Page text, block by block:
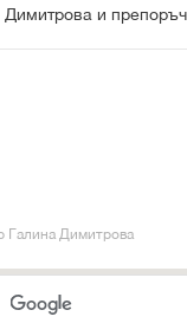
и
Галина Димитрова